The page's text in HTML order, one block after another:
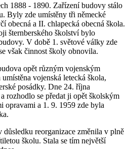
1888 - 1890. Zařízení budovy stálo
Byly zde umístěny tři německé
obecná a II. chlapecká obecná škola.
šternberského školství bylo
V době 1. světové války zde
však činnost školy obnovila.
opět různým vojenským
vojenská letecká škola,
posádky. Dne 24. října
rozhodlo se předat ji opět školským
opravami a 1. 9. 1959 zde byla
reorganizace změnila v plně
školu. Stala se tím největší